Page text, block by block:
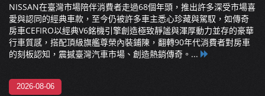
NISSAN在臺灣市場陪伴消費者走過68個年頭，推出許多深受市場喜
愛與認同的經典車款，至今仍被許多車主悉心珍藏與駕馭，如傳奇
房車CEFIRO以經典V6銘機引擎創造極致靜謐與渾厚動力並存的豪華
行車質感，搭配頂級旗艦尊榮內裝鋪陳，翻轉90年代消費者對房車
的刻板認知，震撼臺灣汽車市場、創造熱銷傳奇。...
2026-08-06